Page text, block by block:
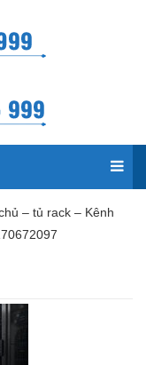
– tủ rack – Kênh